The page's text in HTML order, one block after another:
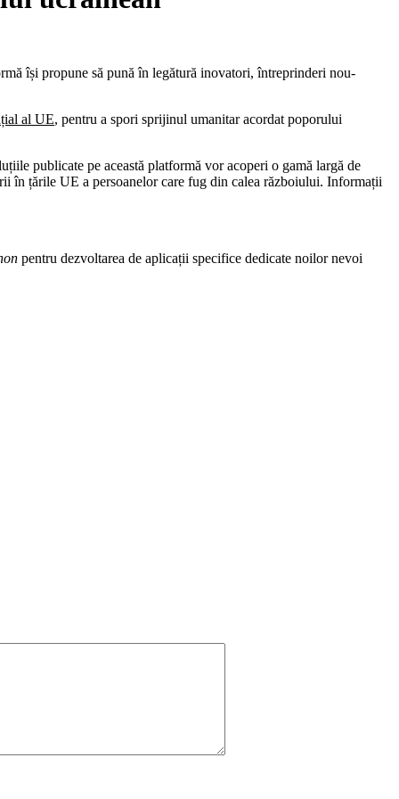
își propune să pună în legătură inovatori, întreprinderi nou-
al UE, pentru a spori sprijinul umanitar acordat poporului
publicate pe această platformă vor acoperi o gamă largă de
în țările UE a persoanelor care fug din calea războiului. Informații
pentru dezvoltarea de aplicații specifice dedicate noilor nevoi